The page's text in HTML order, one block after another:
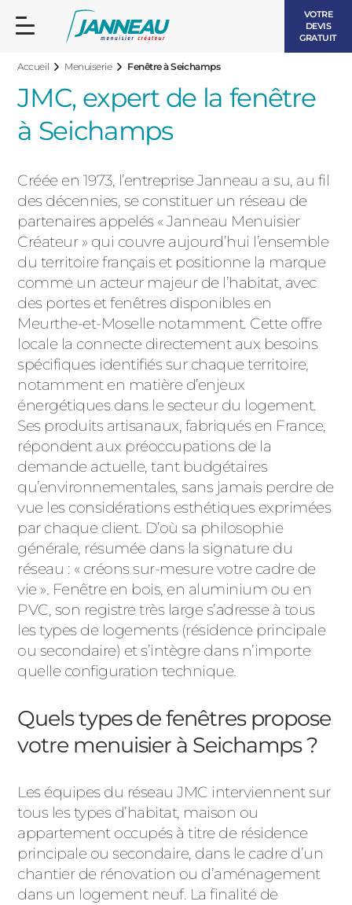
VOTRE
DEVIS
GRATUIT
Accueil Menuiserie Fenêtre à Seichamps
JMC, expert de la fenêtre
à Seichamps
Créée en 1973, l’entreprise Janneau a su, au fil
des décennies, se constituer un réseau de
partenaires appelés « Janneau Menuisier
Créateur » qui couvre aujourd’hui l’ensemble
du territoire français et positionne la marque
comme un acteur majeur de l’habitat, avec
des portes et fenêtres disponibles en
Meurthe-et-Moselle notamment. Cette offre
locale la connecte directement aux besoins
spécifiques identifiés sur chaque territoire,
notamment en matière d’enjeux
énergétiques dans le secteur du logement.
Ses produits artisanaux, fabriqués en France,
répondent aux préoccupations de la
demande actuelle, tant budgétaires
qu’environnementales, sans jamais perdre de
vue les considérations esthétiques exprimées
par chaque client. D’où sa philosophie
générale, résumée dans la signature du
réseau : « créons sur-mesure votre cadre de
vie ». Fenêtre en bois, en aluminium ou en
PVC, son registre très large s’adresse à tous
les types de logements (résidence principale
ou secondaire) et s’intègre dans n’importe
quelle configuration technique.
Quels types de fenêtres propose
votre menuisier à Seichamps ?
Les équipes du réseau JMC interviennent sur
tous les types d’habitat, maison ou
appartement occupés à titre de résidence
principale ou secondaire, dans le cadre d’un
chantier de rénovation ou d’aménagement
dans un logement neuf. La finalité de
FENÊTRES ET PORTES-FENÊTRES
BOIS
PVC
ALUMINIUM
ACIER
BAIES VITRÉES
PORTES D’ENTRÉE
LES CONTEMPORAINES
LES INTEMPORELLES
LES LUMINEUSES
VOLETS ROULANTS
PERGOLAS
PORTAILS ET PORTILLONS
CARPORTS
CLÔTURES